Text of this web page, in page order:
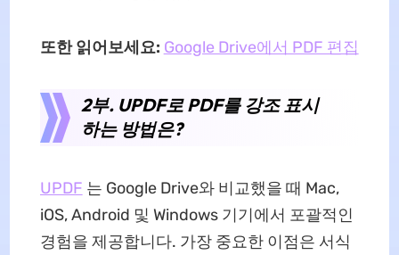
또한 읽어보세요: Google Drive에서 PDF 편집
2부. UPDF로 PDF를 강조 표시
하는 방법은?
UPDF 는 Google Drive와 비교했을 때 Mac,
iOS, Android 및 Windows 기기에서 포괄적인
경험을 제공합니다. 가장 중요한 이점은 서식